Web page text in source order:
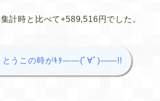
計時と比べて+589,516円でした。
とうこの時がｷﾀ――(ﾟ∀ﾟ)――!!